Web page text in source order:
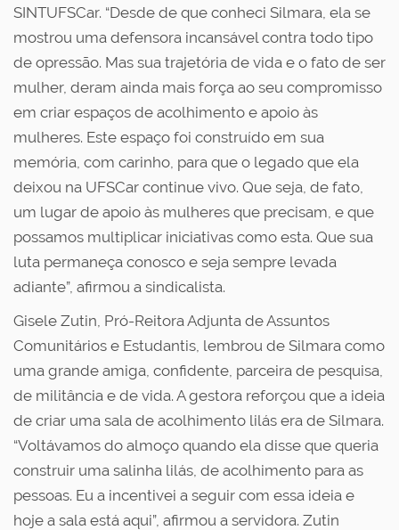
SINTUFSCar. “Desde de que conheci Silmara, ela se
mostrou uma defensora incansável contra todo tipo
de opressão. Mas sua trajetória de vida e o fato de ser
mulher, deram ainda mais força ao seu compromisso
em criar espaços de acolhimento e apoio às
mulheres. Este espaço foi construído em sua
memória, com carinho, para que o legado que ela
deixou na UFSCar continue vivo. Que seja, de fato,
um lugar de apoio às mulheres que precisam, e que
possamos multiplicar iniciativas como esta. Que sua
luta permaneça conosco e seja sempre levada
adiante”, afirmou a sindicalista.
Gisele Zutin, Pró-Reitora Adjunta de Assuntos
Comunitários e Estudantis, lembrou de Silmara como
uma grande amiga, confidente, parceira de pesquisa,
de militância e de vida. A gestora reforçou que a ideia
de criar uma sala de acolhimento lilás era de Silmara.
“Voltávamos do almoço quando ela disse que queria
construir uma salinha lilás, de acolhimento para as
pessoas. Eu a incentivei a seguir com essa ideia e
hoje a sala está aqui”, afirmou a servidora. Zutin